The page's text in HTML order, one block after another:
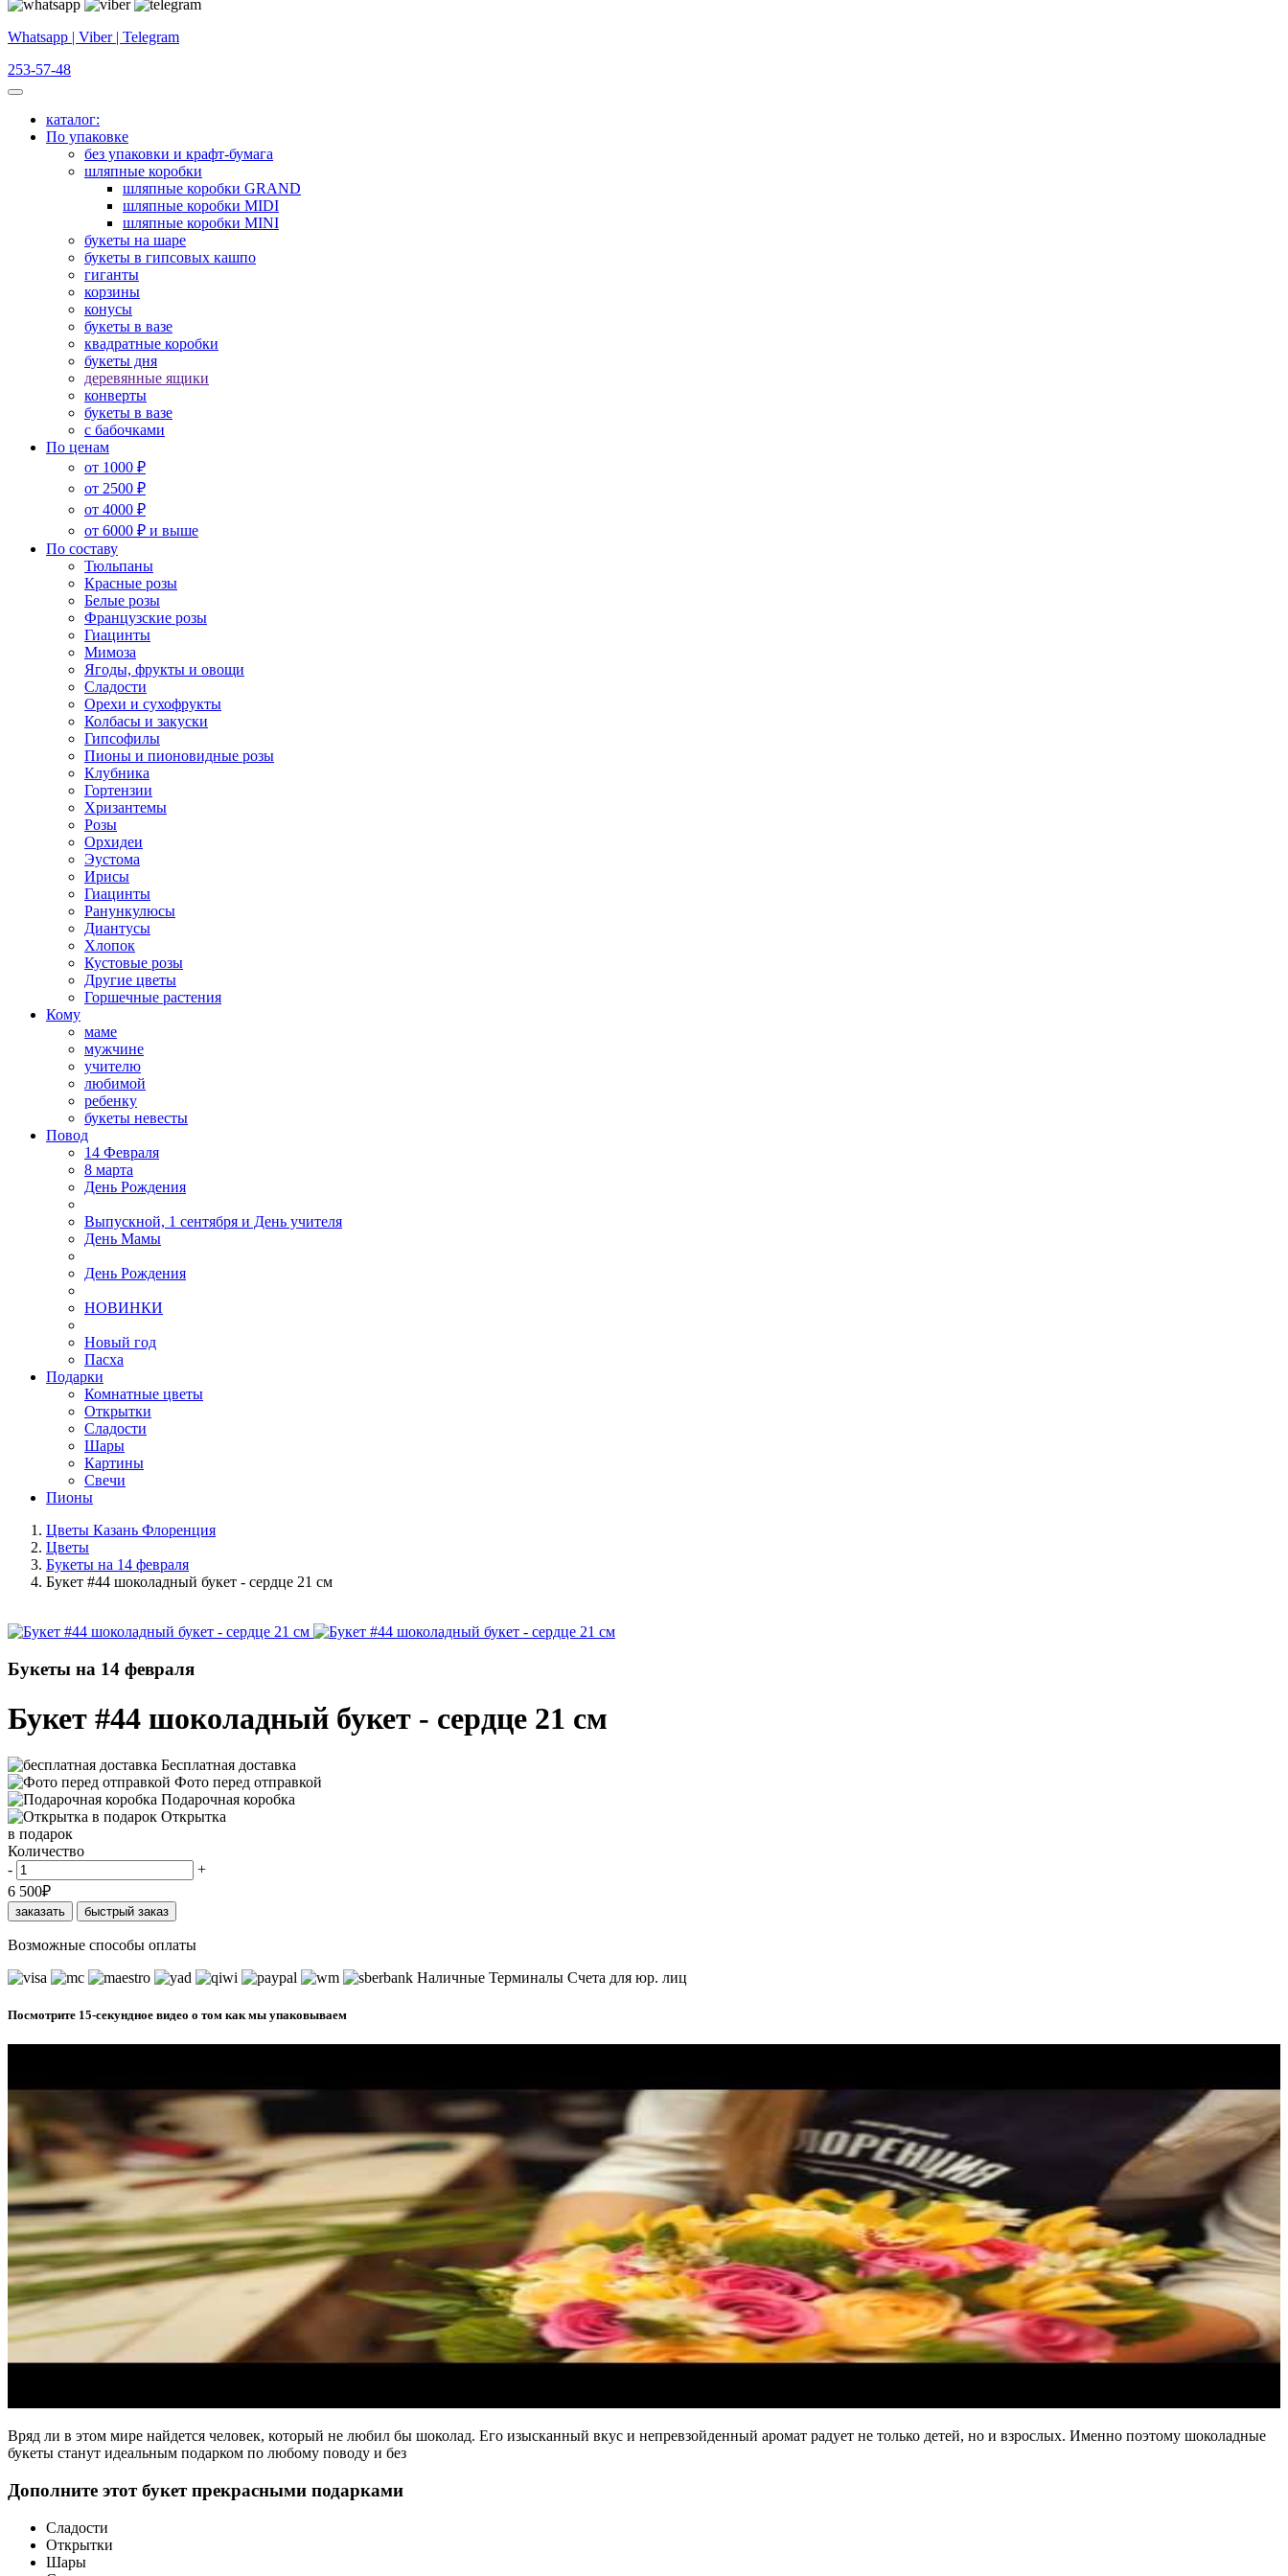
Whatsapp | Viber | Telegram
253-57-48
каталог:
По упаковке
без упаковки и крафт-бумага
шляпные коробки
шляпные коробки GRAND
шляпные коробки MIDI
шляпные коробки MINI
букеты на шаре
букеты в гипсовых кашпо
гиганты
корзины
конусы
букеты в вазе
квадратные коробки
букеты дня
деревянные ящики
конверты
букеты в вазе
с бабочками
По ценам
от 1000 ₽
от 2500 ₽
от 4000 ₽
от 6000 ₽ и выше
По составу
Тюльпаны
Красные розы
Белые розы
Французские розы
Гиацинты
Мимоза
Ягоды, фрукты и овощи
Сладости
Орехи и сухофрукты
Колбасы и закуски
Гипсофилы
Пионы и пионовидные розы
Клубника
Гортензии
Хризантемы
Розы
Орхидеи
Эустома
Ирисы
Гиацинты
Ранункулюсы
Диантусы
Хлопок
Кустовые розы
Другие цветы
Горшечные растения
Кому
маме
мужчине
учителю
любимой
ребенку
букеты невесты
Повод
14 Февраля
8 марта
День Рождения
Выпускной, 1 сентября и День учителя
День Мамы
День Рождения
НОВИНКИ
Новый год
Пасха
Подарки
Комнатные цветы
Открытки
Сладости
Шары
Картины
Свечи
Пионы
Цветы Казань Флоренция
Цветы
Букеты на 14 февраля
Букет #44 шоколадный букет - сердце 21 см
Букеты на 14 февраля
Букет #44 шоколадный букет - сердце 21 см
Бесплатная доставка
Фото перед отправкой
Подарочная коробка
Открытка
в подарок
Количество
-
+
6 500₽
заказать быстрый заказ
Возможные способы оплаты
Наличные Терминалы Счета для юр. лиц
Посмотрите 15-секундное видео о том как мы упаковываем
Вряд ли в этом мире найдется человек, который не любил бы шоколад. Его изысканный вкус и непревзойденный аромат радует не только детей, но и взрослых. Именно поэтому шоколадные
букеты станут идеальным подарком по любому поводу и без
Дополните этот букет прекрасными подарками
Сладости
Открытки
Шары